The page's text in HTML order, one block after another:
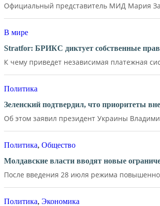
Официальный представитель МИД Мария
В мире
Stratfor: БРИКС диктует собственные
К чему приведет независимая платежная
Политика
Зеленский подтвердил, что приоритеты
Об этом заявил президент Украины
Политика, Общество
Молдавские власти вводят новые
После введения 28 июля режима
Политика, Экономика